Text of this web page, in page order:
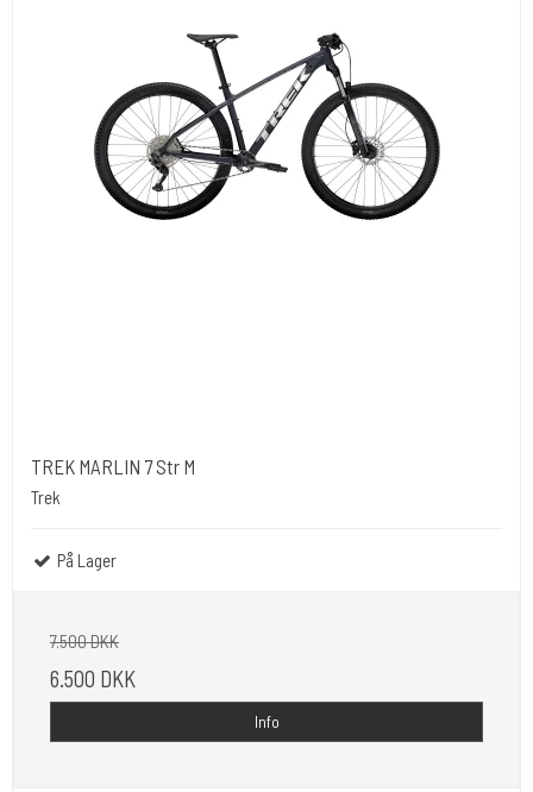
TREK MARLIN 7 Str M
Trek
På Lager
7.500 DKK
6.500 DKK
Info